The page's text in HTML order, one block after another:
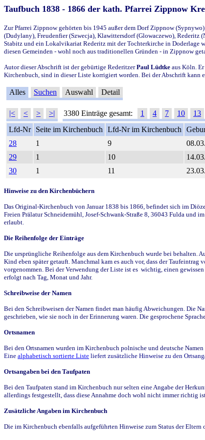
Taufbuch 1838 - 1866 der kath. Pfarrei Zippnow
Zur Pfarrei Zippnow gehörten bis 1945 außer dem Dorf Zippnow
(Dudylany), Freudenfier (Szwecja), Klawittersdorf (Glowaczewo),
Stabitz und ein Lokalvikariat Rederitz mit der Tochterkirche in Doderlage
diesen Gemeinden - wohl noch aus traditionellen Gründen - in Zippnow
Autor dieser Abschrift ist der gebürtige RederitzerPaul Lüdtke aus Köln.
Kirchenbuch, sind in dieser Liste korrigiert worden. Bei der Abschrift kann
Alles Suchen Auswahl Detail
|< < > >| 3380 Einträge gesamt: 1 4 7 10 13
Lfd-Nr
Seite im Kirchenbuch Lfd-Nr im Kirchenbuch
28
1 9
29
1 10
30
1 11
Hinweise zu den Kirchenbüchern
Das Original-Kirchenbuch von Januar 1838 bis 1866, befindet sich im
Freien Prälatur Schneidemühl, Josef-Schwank-Straße 8, 36043 Fulda und
erlaubt.
Die Reihenfolge der Einträge
Die ursprüngliche Reihenfolge aus dem Kirchenbuch wurde bei behalten.
Kind eben später getauft. Manchmal kam es auch vor, dass der
vorgenommen. Bei der Verwendung der Liste ist es wichtig, einen
erfolgt nach Tag, Monat und Jahr.
Schreibweise der Namen
Bei den Schreibweisen der Namen findet man häufig Abweichungen. Die
geschrieben, wie sie noch in der Erinnerung waren. Die gesprochene
Ortsnamen
Bei den Ortsnamen wurden im Kirchenbuch polnische und deutsche
Eine alphabetisch sortierte Liste liefert zusätzliche Hinweise zu den
Ortsangaben bei den Taufpaten
Bei den Taufpaten stand im Kirchenbuch nur selten eine Angabe der
allerdings festgestellt, dass diese Annahme doch wohl nicht immer richtig
Zusätzliche Angaben im Kirchenbuch
Die im Kirchenbuch ebenfalls aufgeführten Hinweise zum Status der